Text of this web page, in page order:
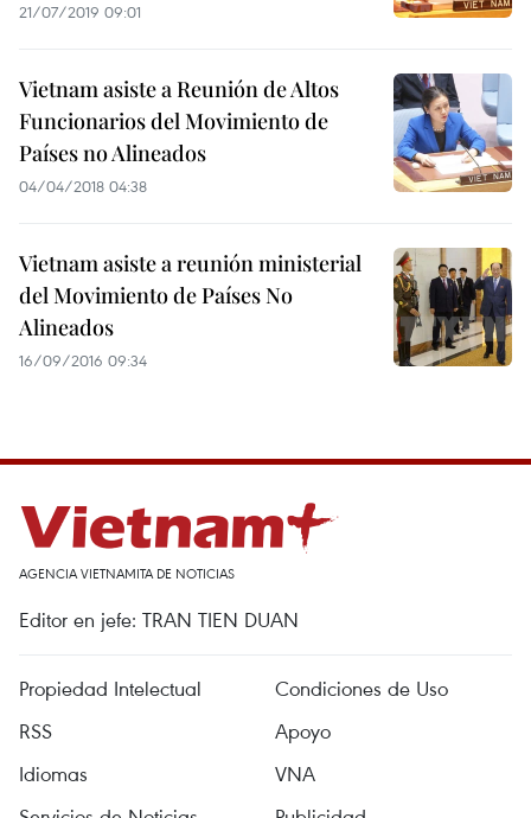
21/07/2019 09:01
Vietnam asiste a Reunión de Altos
Funcionarios del Movimiento de
Países no Alineados
04/04/2018 04:38
Vietnam asiste a reunión ministerial
del Movimiento de Países No
Alineados
16/09/2016 09:34
AGENCIA VIETNAMITA DE NOTICIAS
Editor en jefe: TRAN TIEN DUAN
Propiedad Intelectual
Condiciones de Uso
RSS
Apoyo
Idiomas
VNA